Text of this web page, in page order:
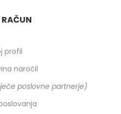
profil
naročil
poslovne partnerje)